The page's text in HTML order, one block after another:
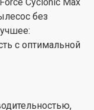
без
с оптимальной